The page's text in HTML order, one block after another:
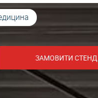
ЗАМОВИТИ СТЕНД